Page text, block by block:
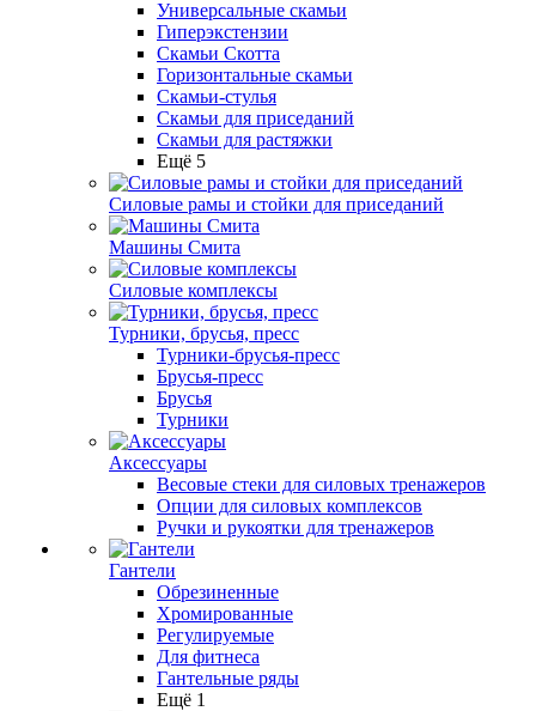
Универсальные скамьи
Гиперэкстензии
Скамьи Скотта
Горизонтальные скамьи
Скамьи-стулья
Скамьи для приседаний
Скамьи для растяжки
Ещё 5
Силовые рамы и стойки для приседаний
Машины Смита
Силовые комплексы
Турники, брусья, пресс
Турники-брусья-пресс
Брусья-пресс
Брусья
Турники
Аксессуары
Весовые стеки для силовых тренажеров
Опции для силовых комплексов
Ручки и рукоятки для тренажеров
Гантели
Обрезиненные
Хромированные
Регулируемые
Для фитнеса
Гантельные ряды
Ещё 1